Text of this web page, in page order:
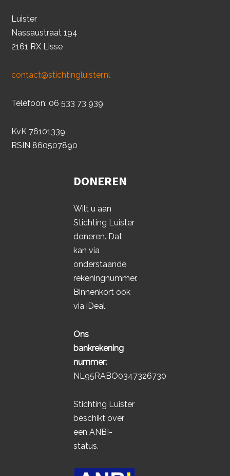
Luister
Nassaustraat 194
2161 RX Lisse
contact@stichtingluister.nl
Telefoon: 06 533 73 939
KvK 76101339
RSIN 860507890
DONEREN
Wilt u aan
Stichting Luister
doneren. Dat
kan via
onderstaande
rekeningnummer.
Binnenkort ook
via iDeal.
Ons
bankrekening
nummer:
NL95RABO0347326730
Stichting Luister
beschikt over
een ANBI-
status.